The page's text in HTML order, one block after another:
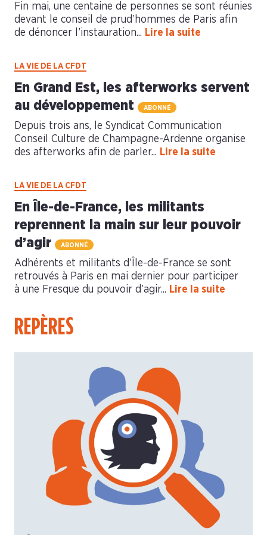
Fin mai, une centaine de personnes se sont réunies
devant le conseil de prud’hommes de Paris afin
de dénoncer l’instauration... Lire la suite
LA VIE DE LA CFDT
En Grand Est, les afterworks servent
au développement
ABONNÉ
Depuis trois ans, le Syndicat Communication
Conseil Culture de Champagne-Ardenne organise
des afterworks afin de parler... Lire la suite
LA VIE DE LA CFDT
En Île-de-France, les militants
reprennent la main sur leur pouvoir
d’agir
ABONNÉ
Adhérents et militants d’Île-de-France se sont
retrouvés à Paris en mai dernier pour participer
à une Fresque du pouvoir d’agir... Lire la suite
REPÈRES